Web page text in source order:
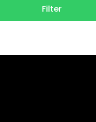
Filter